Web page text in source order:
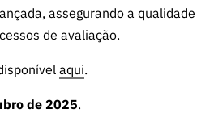
assegurando a qualidade
de avaliação.
aqui.
de 2025.